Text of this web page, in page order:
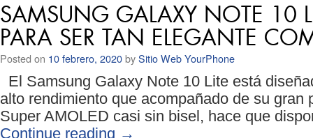
SAMSUNG GALAXY NOTE 10
PARA SER TAN ELEGANTE
Posted on 10 febrero, 2020bySitio Web YourPhone
El Samsung Galaxy Note 10 Lite está
alto rendimiento que acompañado de su gran
Super AMOLED casi sin bisel, hace que
Continue reading →